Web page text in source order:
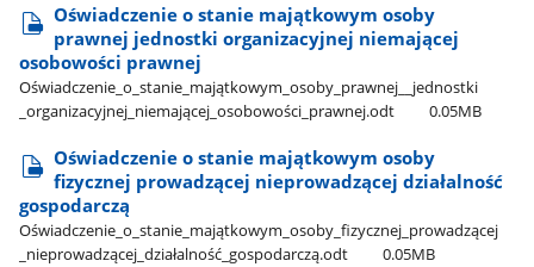
Oświadczenie o stanie majątkowym osoby
prawnej jednostki organizacyjnej niemającej
osobowości prawnej
Oświadczenie​_o​_stanie​_majątkowym​_osoby​_prawnej​_​_jednostki​
_organizacyjnej​_niemającej​_osobowości​_prawnej.odt
0.05MB
Oświadczenie o stanie majątkowym osoby
fizycznej prowadzącej nieprowadzącej działalność
gospodarczą
Oświadczenie​_o​_stanie​_majątkowym​_osoby​_fizycznej​_prowadzącej​
_nieprowadzącej​_działalność​_gospodarczą.odt
0.05MB